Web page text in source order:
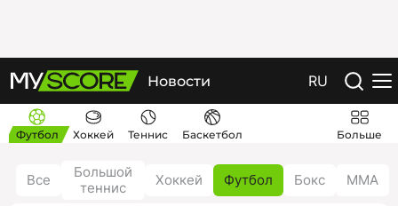
Новости RU
Футбол Хоккей Теннис Баскетбол Больше
Все
Большой
теннис
Хоккей Футбол Бокс ММА